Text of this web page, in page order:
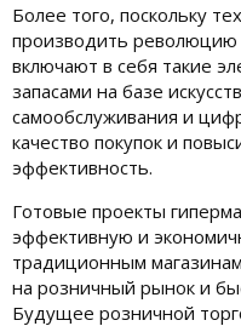
Более того, поскольку
производить революцию
включают в себя такие
запасами на базе
самообслуживания и
качество покупок и
эффективность.
Готовые проекты
эффективную и
традиционным
на розничный рынок и
Будущее розничной